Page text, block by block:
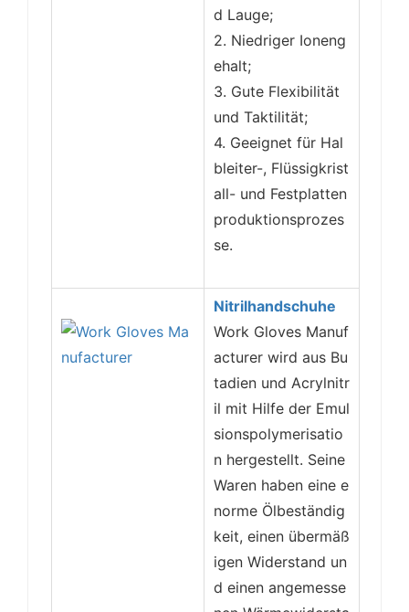
d Lauge;
2. Niedriger Ioneng
ehalt;
3. Gute Flexibilität
und Taktilität;
4. Geeignet für Hal
bleiter-, Flüssigkrist
all- und Festplatten
produktionsprozes
se.
Nitrilhandschuhe
Work Gloves Manuf
acturer wird aus Bu
tadien und Acrylnitr
il mit Hilfe der Emul
sionspolymerisatio
n hergestellt. Seine
Waren haben eine e
norme Ölbeständig
keit, einen übermäß
igen Widerstand un
d einen angemesse